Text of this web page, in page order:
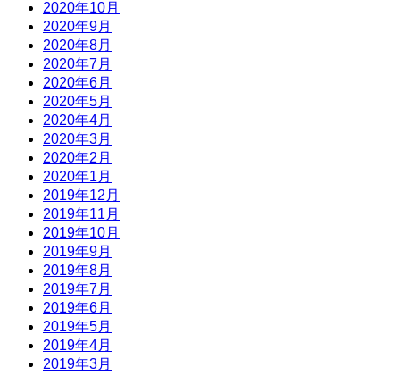
2020年10月
2020年9月
2020年8月
2020年7月
2020年6月
2020年5月
2020年4月
2020年3月
2020年2月
2020年1月
2019年12月
2019年11月
2019年10月
2019年9月
2019年8月
2019年7月
2019年6月
2019年5月
2019年4月
2019年3月